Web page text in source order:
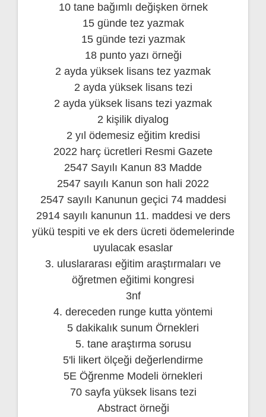
10 tane bağımlı değişken örnek
15 günde tez yazmak
15 günde tezi yazmak
18 punto yazı örneği
2 ayda yüksek lisans tez yazmak
2 ayda yüksek lisans tezi
2 ayda yüksek lisans tezi yazmak
2 kişilik diyalog
2 yıl ödemesiz eğitim kredisi
2022 harç ücretleri Resmi Gazete
2547 Sayılı Kanun 83 Madde
2547 sayılı Kanun son hali 2022
2547 sayılı Kanunun geçici 74 maddesi
2914 sayılı kanunun 11. maddesi ve ders
yükü tespiti ve ek ders ücreti ödemelerinde
uyulacak esaslar
3. uluslararası eğitim araştırmaları ve
öğretmen eğitimi kongresi
3nf
4. dereceden runge kutta yöntemi
5 dakikalık sunum Örnekleri
5. tane araştırma sorusu
5'li likert ölçeği değerlendirme
5E Öğrenme Modeli örnekleri
70 sayfa yüksek lisans tezi
Abstract örneği